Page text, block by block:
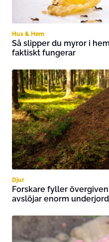
Hus & Hem
Så slipper du myror i
faktiskt fungerar
Djur
Forskare fyller
avslöjar enorm